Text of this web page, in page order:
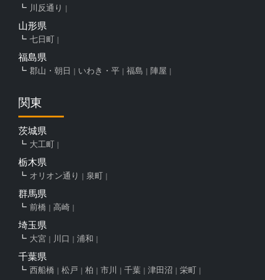
川反通り
山形県
七日町
福島県
郡山・朝日 いわき・平 福島 陣屋
関東
茨城県
大工町
栃木県
オリオン通り 泉町
群馬県
前橋 高崎
埼玉県
大宮 川口 浦和
千葉県
西船橋 松戸 柏 市川 千葉 津田沼 栄町